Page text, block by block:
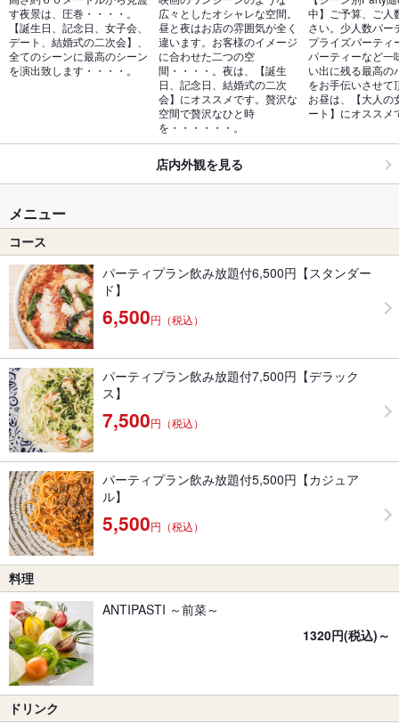
す夜景は、圧巻・・・・。
【誕生日、記念日、女子会、
デート、結婚式の二次会】、
全てのシーンに最高のシーン
を演出致します・・・・。
広々としたオシャレな空間。
昼と夜はお店の雰囲気が全く
違います。お客様のイメージ
に合わせた二つの空
間・・・・。夜は、【誕生
日、記念日、結婚式の二次
会】にオススメです。贅沢な
空間で贅沢なひと時
を・・・・・・。
中】ご予算、ご人
さい。少人数パー
プライズパーティ
パーティーなど一
い出に残る最高の
をお手伝いさせて
お昼は、【大人の
ート】にオススメ
店内外観を見る
メニュー
コース
パーティプラン飲み放題付6,500円【スタンダー
ド】
6,500円（税込）
パーティプラン飲み放題付7,500円【デラック
ス】
7,500円（税込）
パーティプラン飲み放題付5,500円【カジュア
ル】
5,500円（税込）
料理
ANTIPASTI ～前菜～
1320円(税込)～
ドリンク